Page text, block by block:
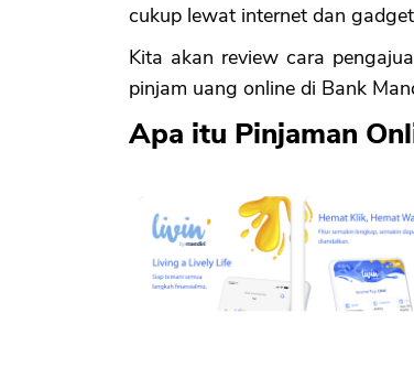
cukup lewat internet dan
Kita akan review cara
pinjam uang online di Bank
Apa itu Pinjaman